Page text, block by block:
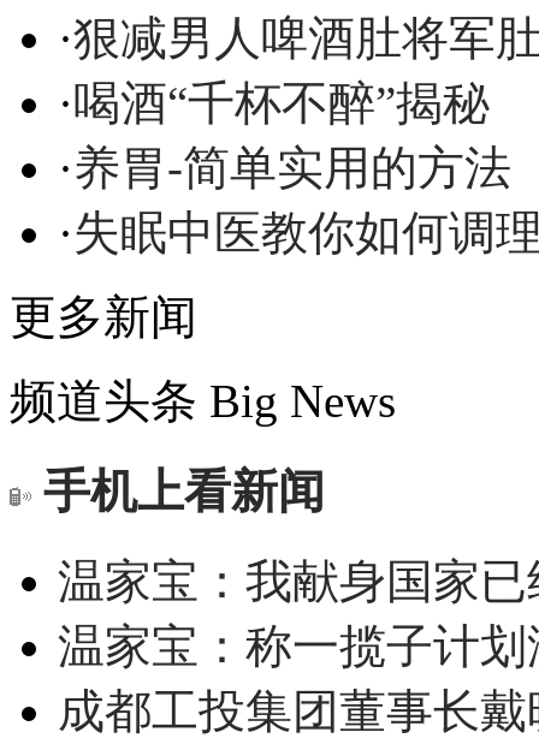
·狠减男人啤酒肚将军
·喝酒“千杯不醉”揭秘
·养胃-简单实用的方法
·失眠中医教你如何调
更多新闻
频道头条 Big News
手机上看新闻
温家宝：我献身国家
温家宝：称一揽子计
成都工投集团董事长